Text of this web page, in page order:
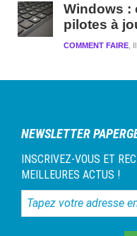
Windows :
pilotes à
COMMENT FAIRE
NEWSLETTER
INSCRIVEZ-VOUS ET
MEILLEURES ACTUS !
Tapez
votre